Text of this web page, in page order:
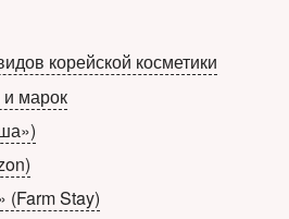
корейской косметики
марок
(Farm Stay)